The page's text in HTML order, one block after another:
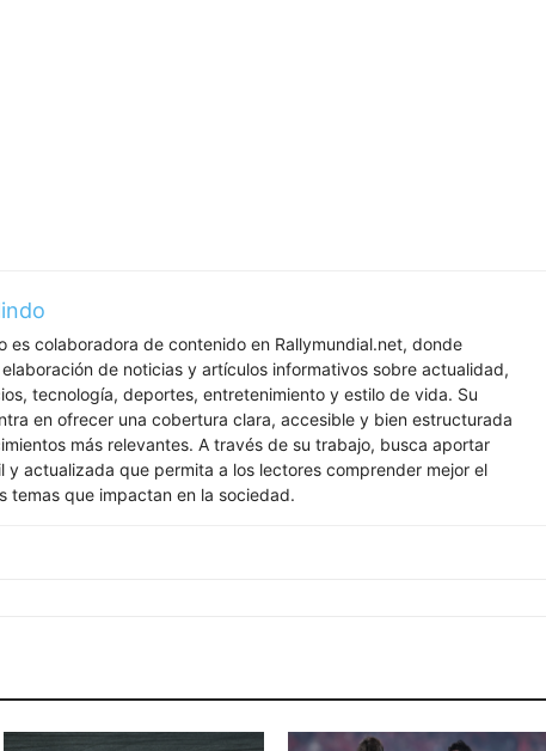
es colaboradora de contenido en Rallymundial.net, donde
de noticias y artículos informativos sobre actualidad,
tecnología, deportes, entretenimiento y estilo de vida. Su
en ofrecer una cobertura clara, accesible y bien estructurada
más relevantes. A través de su trabajo, busca aportar
y actualizada que permita a los lectores comprender mejor el
temas que impactan en la sociedad.